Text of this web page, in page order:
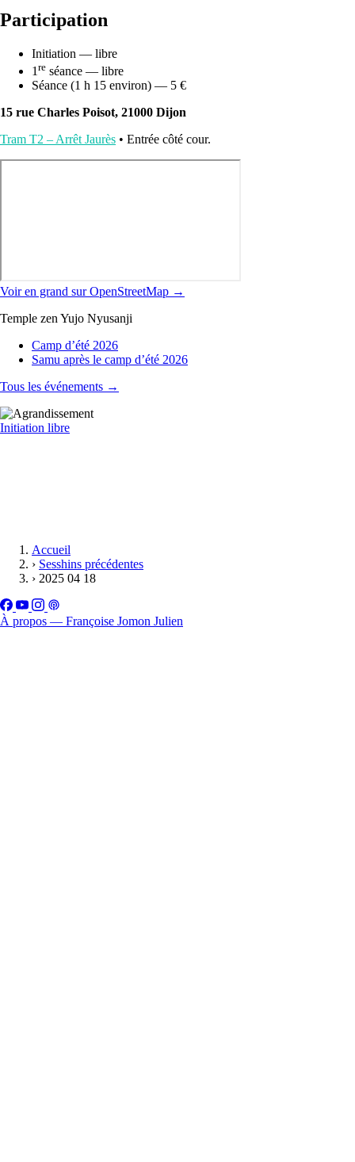
Participation
Initiation — libre
1 re séance — libre
Séance (1 h 15 environ) — 5 €
15 rue Charles Poisot, 21000 Dijon
Tram T2 – Arrêt Jaurès • Entrée côté cour.
Voir en grand sur OpenStreetMap →
Temple zen Yujo Nyusanji
Camp d’été 2026
Samu après le camp d’été 2026
Tous les événements →
Initiation libre
Accueil
› Sesshins précédentes
› 2025 04 18
À propos — Françoise Jomon Julien